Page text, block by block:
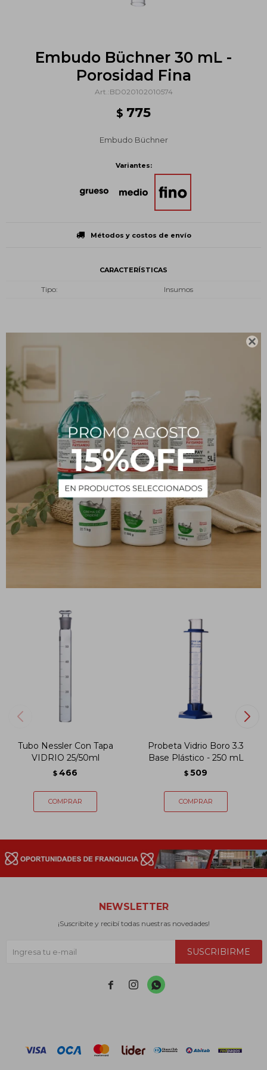

Embudo Büchner 30 mL -
Porosidad Fina
BD020102010574
$ 775
Embudo Büchner
Variantes:
Métodos y costos de envío
CARACTERÍSTICAS
Tipo Insumos
Ficha técnica
Fabricado en material de vidrio boro 3.3
Resistente al calor
Alta resistencia química
Borde fundido y reforzado
Respaldo y asesoramiento técnico posventa
Origen China
Tubo Nessler Con Tapa
VIDRIO 25/50ml
$ 466
Probeta Vidrio Boro 3.3
Base Plástico - 250 mL
$ 509
NEWSLETTER
¡Suscribite y recibí todas nuestras novedades!
SUSCRIBIRME
  